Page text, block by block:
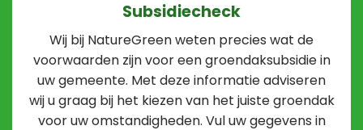
Subsidiecheck
Wij bij NatureGreen weten precies wat de
voorwaarden zijn voor een groendaksubsidie in
uw gemeente. Met deze informatie adviseren
wij u graag bij het kiezen van het juiste groendak
voor uw omstandigheden. Vul uw gegevens in